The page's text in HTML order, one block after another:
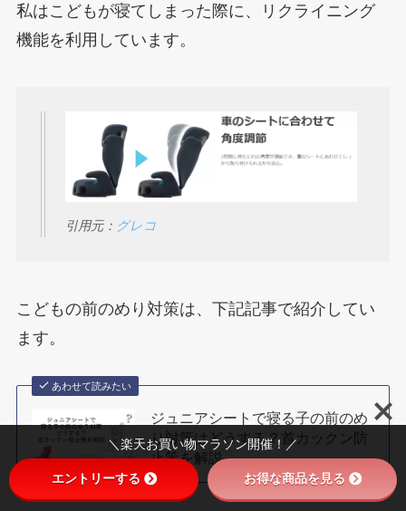
私はこどもが寝てしまった際に、リクライニング
機能を利用しています。
引用元： グレコ
こどもの前のめり対策は、下記記事で紹介してい
ます。
あわせて読みたい
ジュニアシートで寝る子の前のめ
り対策はどうする？首カックン防
止策を解説
＼楽天お買い物マラソン開催！／
エントリーする お得な商品を見る